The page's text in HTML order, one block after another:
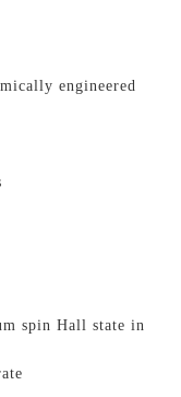
engineered
spin Hall state in